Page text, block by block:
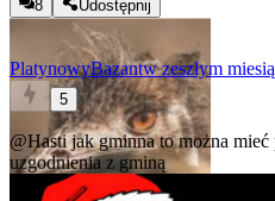
8
Udostępnij
PlatynowyBazantw zeszłym
5
@Hastijak gminna to można mieć
uzgodnienia z gminą